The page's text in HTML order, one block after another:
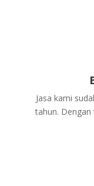
Jasa kami
tahun. Dengan